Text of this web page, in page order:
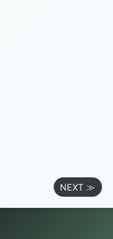
NEXT ≫